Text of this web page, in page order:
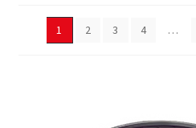
1 2 3 4 …